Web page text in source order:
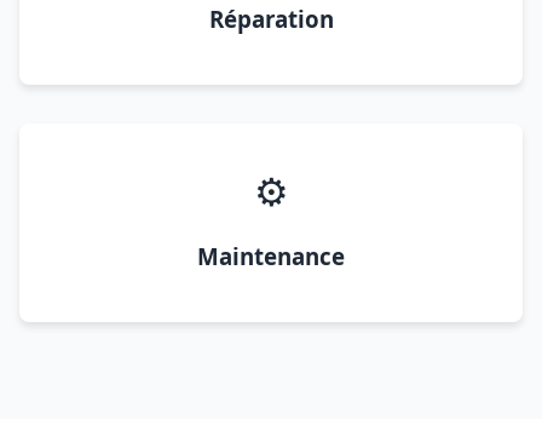
Réparation
⚙️
Maintenance